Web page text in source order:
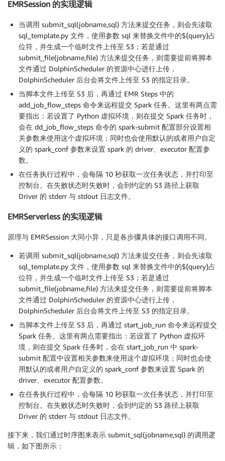
EMRSession 的实现逻辑
当调用 submit_sql(jobname,sql) 方法来提交任务，则会先读取
sql_template.py 文件，使用参数 sql 来替换文件中的${query}占
位符，并生成一个临时文件上传至 S3；若是通过
submit_file(jobname,file) 方法来提交任务，则需要提前将脚本
文件通过 DolphinScheduler 的资源中心进行上传，
DolphinScheduler 后台会将文件上传至 S3 的指定目录。
当脚本文件上传至 S3 后，再通过 EMR Steps 中的
add_job_flow_steps 命令来远程提交 Spark 任务。这里有两点需
要指出：若设置了 Python 虚拟环境，则在提交 Spark 任务时，
会在 dd_job_flow_steps 命令的 spark-submit 配置部分设置相
关参数来使用这个虚拟环境；同时也会使用默认的或者用户自定
义的 spark_conf 参数来设置 spark 的 driver、executor 配置参
数。
在任务执行过程中，会每隔 10 秒获取一次任务状态，并打印至
控制台。在失败状态时失败时，会到约定的 S3 路径上获取
Driver 的 stderr 与 stdout 日志文件。
EMRServerless 的实现逻辑
原理与 EMRSession 大同小异，只是各步骤具体的接口调用不同。
若调用 submit_sql(jobname,sql) 方法来提交任务，则会先读取
sql_template.py 文件，使用参数 sql 来替换文件中的${query}占
位符，并生成一个临时文件上传至 S3；若是通过
submit_file(jobname,file) 方法来提交任务，则需要提前将脚本
文件通过 DolphinScheduler 的资源中心进行上传，
DolphinScheduler 后台会将文件上传至 S3 的指定目录。
当脚本文件上传至 S3 后，再通过 start_job_run 命令来远程提交
Spark 任务。这里有两点需要指出：若设置了 Python 虚拟环
境，则在提交 Spark 任务时，会在 start_job_run 中 spark-
submit 配置中设置相关参数来使用这个虚拟环境；同时也会使
用默认的或者用户自定义的 spark_conf 参数来设置 Spark 的
driver、executor 配置参数。
在任务执行过程中，会每隔 10 秒获取一次任务状态，并打印至
控制台。在失败状态时失败时，会到约定的 S3 路径上获取
Driver 的 stderr 与 stdout 日志文件。
接下来，我们通过时序图来表示 submit_sql(jobname,sql) 的调用逻
辑，如下图所示：